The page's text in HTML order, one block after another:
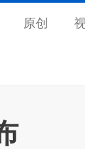
原创